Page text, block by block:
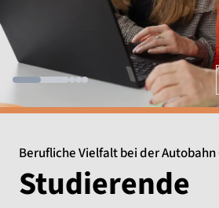
Berufliche Vielfalt bei der Autobahn
Studierende